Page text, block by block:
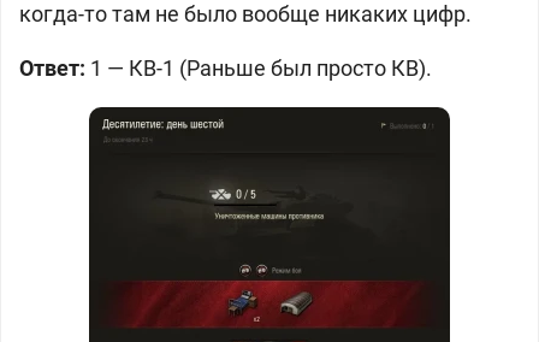
когда-то там не было вообще никаких цифр.
Ответ: 1 — КВ-1 (Раньше был просто КВ).